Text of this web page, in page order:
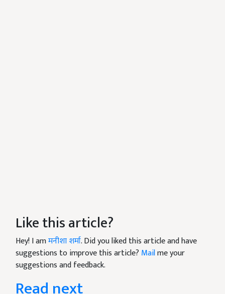
Like this article?
Hey! I amमनीशा शर्मा. Did you liked this article and have
suggestions to improve this article? Mailme your
suggestions and feedback.
Read next